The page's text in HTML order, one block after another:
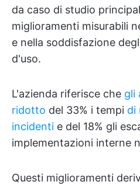
da caso di studio
miglioramenti misurabili
e nella soddisfazione
d'uso.
L'azienda riferisce che gli
ridotto del 33% i tempi di
incidenti e del 18% gli
implementazioni interne
Questi miglioramenti